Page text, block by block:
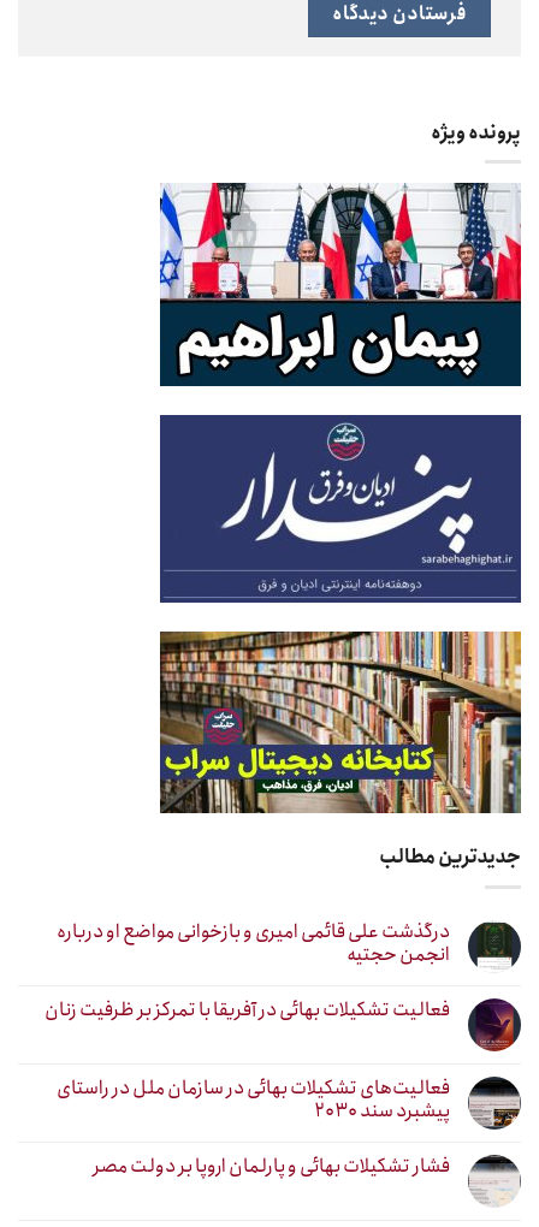
پرونده ویژه
جدیدترین مطالب
درگذشت علی قائمی امیری و بازخوانی مواضع او درباره
انجمن حجتیه
فعالیت تشکیلات بهائی در آفریقا با تمرکز بر ظرفیت زنان
فعالیت‌های تشکیلات بهائی در سازمان ملل در راستای
پیشبرد سند ۲۰۳۰
فشار تشکیلات بهائی و پارلمان اروپا بر دولت مصر